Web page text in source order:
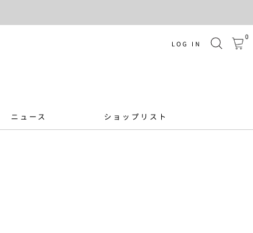
LOG IN
0
ニュース ショップリスト